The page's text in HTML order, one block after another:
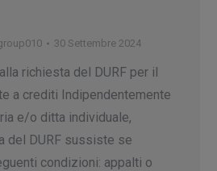
30 Settembre 2024
richiesta del DURF per il
a crediti Indipendentemente
e/o ditta individuale,
del DURF sussiste se
condizioni: appalti o